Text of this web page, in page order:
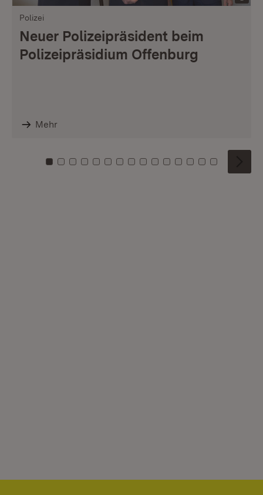
Polizei
Neuer Polizeipräsident beim
Polizeipräsidium Offenburg
Mehr
Zu Kachel: 0
Zu Kachel: 1
Zu Kachel: 2
Zu Kachel: 3
Zu Kachel: 4
Zu Kachel: 5
Zu Kachel: 6
Zu Kachel: 7
Zu Kachel: 8
Zu Kachel: 9
Zu Kachel: 10
Zu Kachel: 11
Zu Kachel: 12
Zu Kachel:
Zu